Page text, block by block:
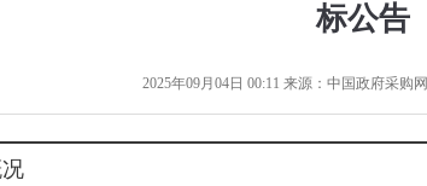
标公告
2025年09月04日 00:11 来源： 中国政府采购网